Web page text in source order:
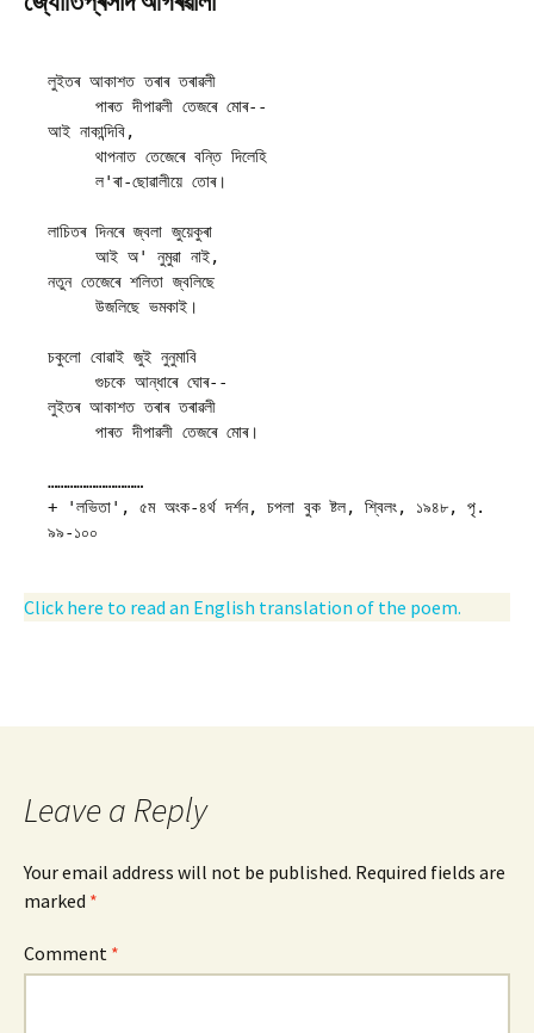
লুইতৰ আকাশত তৰাৰ তৰাৱলী
আই নাকান্দিবি,
লাচিতৰ দিনৰে জ্বলা জুয়েকুৰা
নতুন তেজেৰে শলিতা জ্বলিছে
চকুলো বোৱাই জুই নুনুমাবি
লুইতৰ আকাশত তৰাৰ তৰাৱলী
…………………………
+ 'লভিতা', ৫ম অংক-৪ৰ্থ দৰ্শন, চপলা বুক ষ্টল, শ্বিলং, ১৯৪৮, পৃ.
Click here to read an English translation of the poem.
Leave a Reply
Your email address will not be published. Required fields are
marked *
Comment *